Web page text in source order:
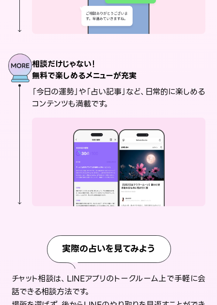
相談だけじゃない！
無料で楽しめるメニューが充実
「今日の運勢」や「占い記事」など、日常的に楽しめる
コンテンツも満載です。
実際の占いを見てみよう
チャット相談は、LINEアプリのトークルーム上で手軽に会
話できる相談方法です。